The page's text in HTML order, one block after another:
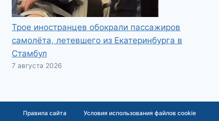
Трое иностранцев обокрали пассажиров
самолёта, летевшего из Екатеринбурга в
Стамбул
7 августа 2026
Правила сайта
Условия использования файлов cookie